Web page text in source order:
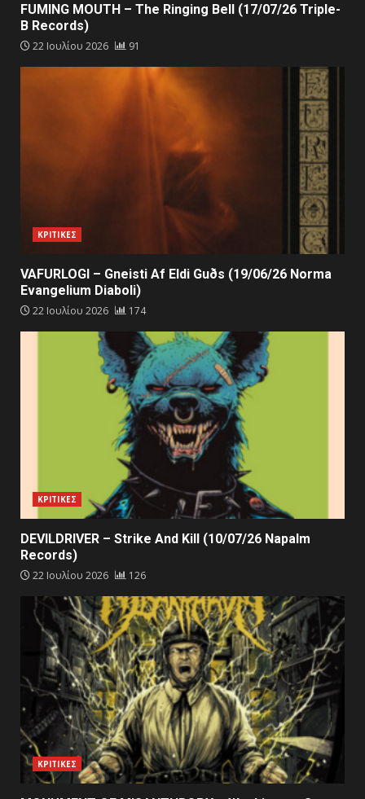
FUMING MOUTH – The Ringing Bell (17/07/26 Triple-
B Records)
22 Ιουλίου 2026 91
ΚΡΙΤΙΚΕΣ
VAFURLOGI – Gneisti Af Eldi Guðs (19/06/26 Norma
Evangelium Diaboli)
22 Ιουλίου 2026 174
ΚΡΙΤΙΚΕΣ
DEVILDRIVER – Strike And Kill (10/07/26 Napalm
Records)
22 Ιουλίου 2026 126
ΚΡΙΤΙΚΕΣ